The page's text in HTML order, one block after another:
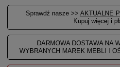
Sprawdź nasze >> AKTUALNE
Kupuj więcej i
DARMOWA DOSTAWA NA
WYBRANYCH MAREK MEBLI I